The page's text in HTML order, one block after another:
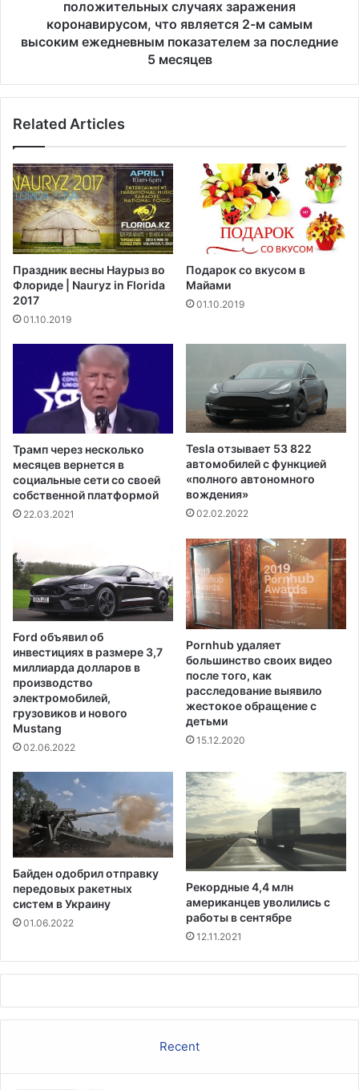
а
т
н
у
щ
е
й
л
о
д
к
и
у
Ф
о
р
ы
и
о
8
3
н
о
в
ы
х
п
о
л
ы
х
с
ч
а
я
х
а
р
ж
е
н
и
к
о
р
о
н
в
и
у
о
положительных случаях заражения
коронавирусом, что является 2-м самым
высоким ежедневным показателем за последние
5 месяцев
Related Articles
Праздник весны Наурыз во
Флориде | Nauryz in Florida
2017
01.10.2019
Подарок со вкусом в
Майами
01.10.2019
Трамп через несколько
месяцев вернется в
социальные сети со своей
собственной платформой
22.03.2021
Tesla отзывает 53 822
автомобилей с функцией
«полного автономного
вождения»
02.02.2022
Ford объявил об
инвестициях в размере 3,7
миллиарда долларов в
производство
электромобилей,
грузовиков и нового
Mustang
02.06.2022
Pornhub удаляет
большинство своих видео
после того, как
расследование выявило
жестокое обращение с
детьми
15.12.2020
Байден одобрил отправку
передовых ракетных
систем в Украину
01.06.2022
Рекордные 4,4 млн
американцев уволились с
работы в сентябре
12.11.2021
Recent